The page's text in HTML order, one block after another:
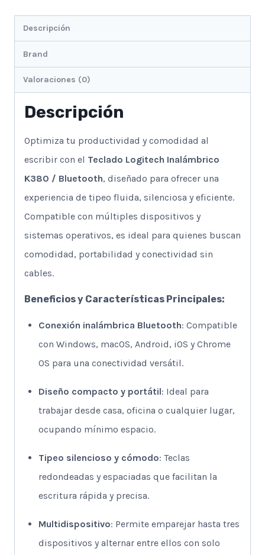
Descripción
Brand
Valoraciones (0)
Descripción
Optimiza tu productividad y comodidad al
escribir con el Teclado Logitech Inalámbrico
K380 / Bluetooth, diseñado para ofrecer una
experiencia de tipeo fluida, silenciosa y eficiente.
Compatible con múltiples dispositivos y
sistemas operativos, es ideal para quienes buscan
comodidad, portabilidad y conectividad sin
cables.
Beneficios y Características Principales:
Conexión inalámbrica Bluetooth: Compatible
con Windows, macOS, Android, iOS y Chrome
OS para una conectividad versátil.
Diseño compacto y portátil: Ideal para
trabajar desde casa, oficina o cualquier lugar,
ocupando mínimo espacio.
Tipeo silencioso y cómodo: Teclas
redondeadas y espaciadas que facilitan la
escritura rápida y precisa.
Multidispositivo: Permite emparejar hasta tres
dispositivos y alternar entre ellos con solo